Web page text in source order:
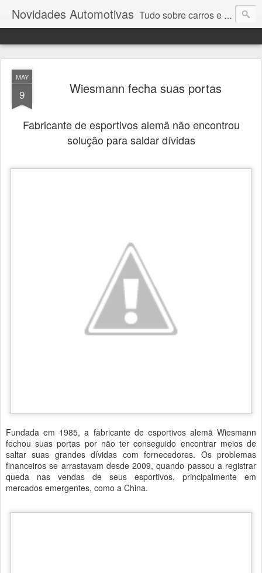
Novidades Automotivas Tudo sobre carros e motores
MAY
9 Wiesmann fecha suas portas
Fabricante de esportivos alemã não encontrou
solução para saldar dívidas
Fundada em 1985, a fabricante de esportivos alemã Wiesmann
fechou suas portas por não ter conseguido encontrar meios de
saltar suas grandes dívidas com fornecedores. Os problemas
financeiros se arrastavam desde 2009, quando passou a registrar
queda nas vendas de seus esportivos, principalmente em
mercados emergentes, como a China.